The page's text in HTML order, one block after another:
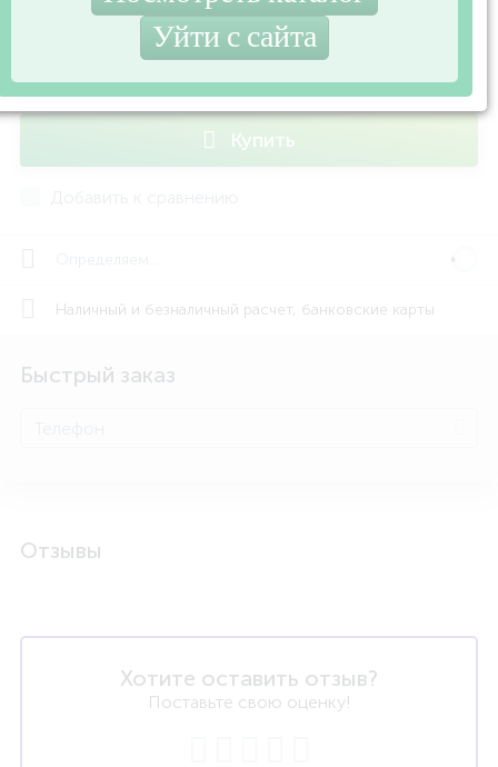
Купить
Наличный и безналичный расчет, банковские карты
Быстрый заказ
Отзывы
Хотите оставить отзыв?
Поставьте свою оценку!